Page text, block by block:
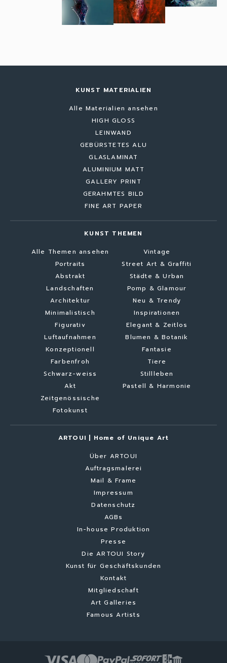
KUNST MATERIALIEN
Alle Materialien ansehen
HIGH GLOSS
LEINWAND
GEBÜRSTETES ALU
GLASLAMINAT
ALUMINIUM MATT
GALLERY PRINT
GERAHMTES BILD
FINE ART PAPER
KUNST THEMEN
Alle Themen ansehen
Portraits
Abstrakt
Landschaften
Architektur
Minimalistisch
Figurativ
Luftaufnahmen
Konzeptionell
Farbenfroh
Schwarz-weiss
Akt
Zeitgenössische
Fotokunst
Vintage
Street Art & Graffiti
Städte & Urban
Pomp & Glamour
Neu & Trendy
Inspirationen
Elegant & Zeitlos
Blumen & Botanik
Fantasie
Tiere
Stillleben
Pastell & Harmonie
ARTOUI | Home of Unique Art
Über ARTOUI
Auftragsmalerei
Mail & Frame
Impressum
Datenschutz
AGBs
In-house Produktion
Presse
Die ARTOUI Story
Kunst für Geschäftskunden
Kontakt
Mitgliedschaft
Art Galleries
Famous Artists